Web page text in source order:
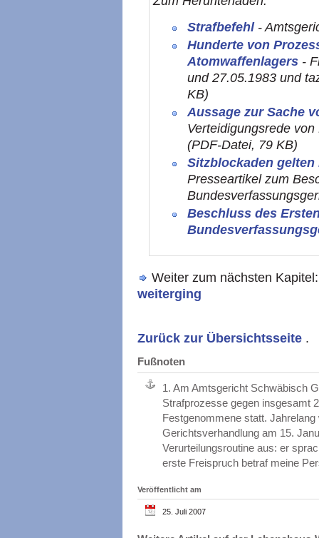
Strafbefehl -
Hunderte von
Atomwaffenlagers -
und 27.05.1983 und
KB)
Aussage zur Sache
Verteidigungsrede
(PDF-Datei, 79 KB)
Sitzblockaden
Presseartikel zum
Beschluss des
Weiter zum nächsten
weiterging
Zurück zur Übersichtsseite .
Fußnoten
1. Am Amtsgericht Schwäbisch
Strafprozesse gegen insgesamt
Festgenommene statt.
Gerichtsverhandlung am 15.
Verurteilungsroutine aus: er
erste Freispruch betraf meine
Veröffentlicht am
25. Juli 2007